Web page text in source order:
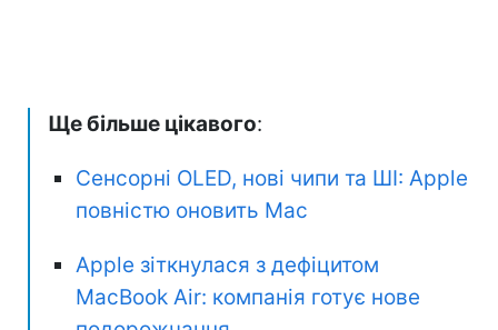
Ще більше цікавого:
Сенсорні OLED, нові чипи та ШІ: Apple
повністю оновить Mac
Apple зіткнулася з дефіцитом
MacBook Air: компанія готує нове